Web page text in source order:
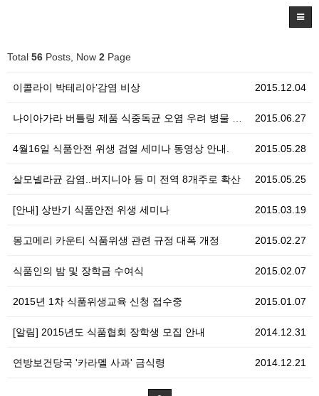
Total 56 Posts, Now 2 Page
2015.12.04
이콜라이 박테리아’감염 비상
2015.06.27
나이아가라 버틀링 제품 식중독균 오염 우려 병물 리콜
2015.05.28
4월16일 식품안전 위생 검열 세미나 동영상 안내.
2015.05.25
살모넬라균 감염..버지니아 등 미 전역 8개주로 확산
2015.03.19
[안내] 상반기 식품안전 위생 세미나
2015.02.27
몽고메리 카운티 식품위생 관련 규정 대폭 개정
2015.02.07
식품인의 밤 및 장학금 수여식
2015.01.07
2015년 1차 식품위생교육 신청 접수중
2014.12.31
[알림] 2015년도 식품협회 장학생 모집 안내
2014.12.21
연방보건당국 '카라멜 사과' 금식령